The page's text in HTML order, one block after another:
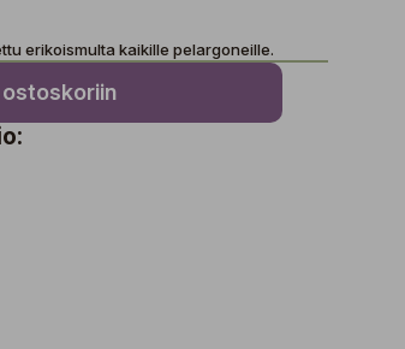
erikoismulta kaikille pelargoneille.
ostoskoriin